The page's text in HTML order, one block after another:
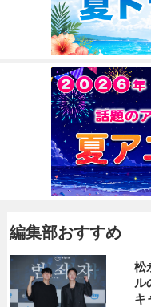
編集部おすすめ
松
ル
キ